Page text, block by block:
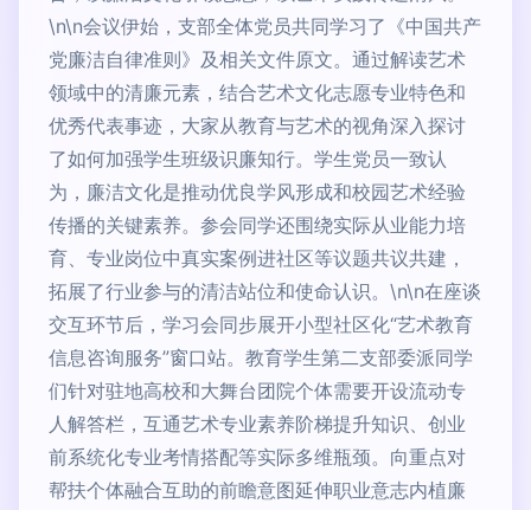
\n\n会议伊始，支部全体党员共同学习了《中国共产
党廉洁自律准则》及相关文件原文。通过解读艺术
领域中的清廉元素，结合艺术文化志愿专业特色和
优秀代表事迹，大家从教育与艺术的视角深入探讨
了如何加强学生班级识廉知行。学生党员一致认
为，廉洁文化是推动优良学风形成和校园艺术经验
传播的关键素养。参会同学还围绕实际从业能力培
育、专业岗位中真实案例进社区等议题共议共建，
拓展了行业参与的清洁站位和使命认识。\n\n在座谈
交互环节后，学习会同步展开小型社区化“艺术教育
信息咨询服务”窗口站。教育学生第二支部委派同学
们针对驻地高校和大舞台团院个体需要开设流动专
人解答栏，互通艺术专业素养阶梯提升知识、创业
前系统化专业考情搭配等实际多维瓶颈。向重点对
帮扶个体融合互助的前瞻意图延伸职业意志内植廉